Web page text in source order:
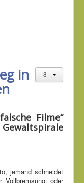
in
Filme“
jemand schneidet
oder